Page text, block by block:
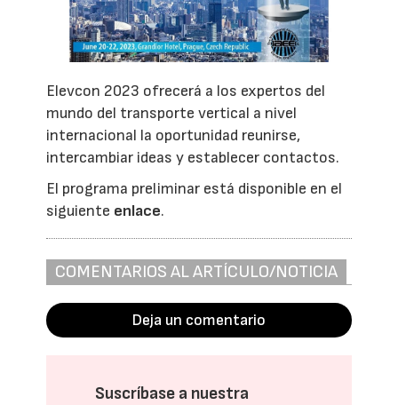
Elevcon 2023 ofrecerá a los expertos del
mundo del transporte vertical a nivel
internacional la oportunidad reunirse,
intercambiar ideas y establecer contactos.
El programa preliminar está disponible en el
siguiente enlace.
COMENTARIOS AL ARTÍCULO/NOTICIA
Deja un comentario
Suscríbase a nuestra